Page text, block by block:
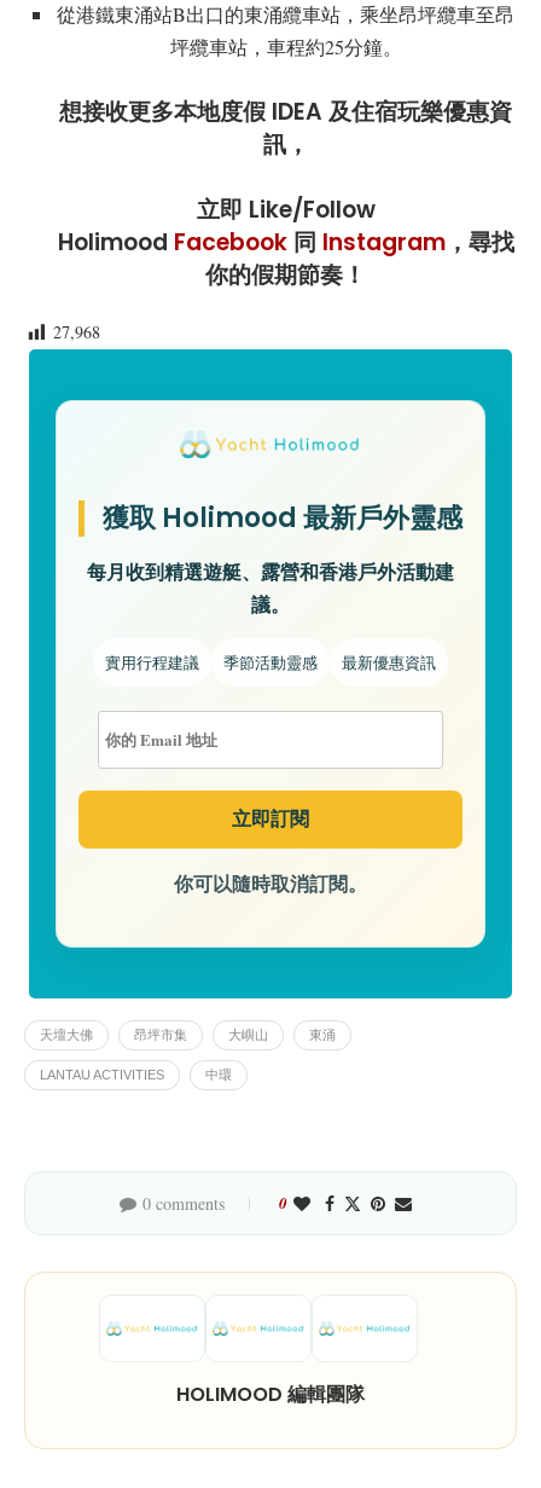
從港鐵東涌站B出口的東涌纜車站，乘坐昂坪纜車至昂
坪纜車站，車程約25分鐘。
想接收更多本地度假 IDEA 及住宿玩樂優惠資
訊，
立即 Like/Follow
Holimood Facebook同 Instagram，尋找
你的假期節奏！
27,968
獲取 Holimood 最新戶外靈感
每月收到精選遊艇、露營和香港戶外活動建
議。
實用行程建議 季節活動靈感 最新優惠資訊
你可以隨時取消訂閱。
天壇大佛 昂坪市集 大嶼山 東涌
LANTAU ACTIVITIES 中環
0 comments 0
HOLIMOOD 編輯團隊